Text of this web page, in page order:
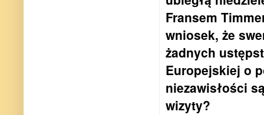
Fransem
wniosek, że
żadnych
Europejskiej o
niezawisłości
wizyty?